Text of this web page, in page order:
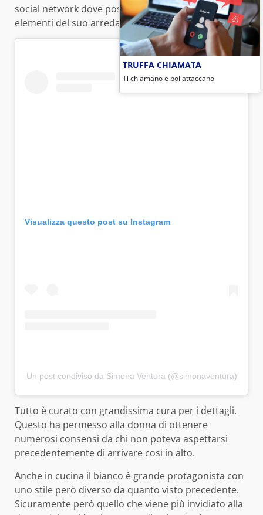
social network dove possiamo ammirare diversi
elementi del suo arredamento.
Visualizza questo post su Instagram
Un post condiviso da Simona Ventura (@simonaventura)
Tutto è curato con grandissima cura per i dettagli.
Questo ha permesso alla donna di ottenere
numerosi consensi da chi non poteva aspettarsi
precedentemente di arrivare così in alto.
Anche in cucina il bianco è grande protagonista con
uno stile però diverso da quanto visto precedente.
Sicuramente però quello che viene più invidiato alla
TRUFFA CHIAMATA
Ti chiamano e poi attaccano